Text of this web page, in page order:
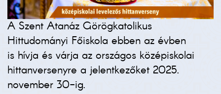
A Szent Atanáz Görögkatolikus
Hittudományi Főiskola ebben az évben
is hívja és várja az országos középiskolai
hittanversenyre a jelentkezőket 2025.
november 30-ig.